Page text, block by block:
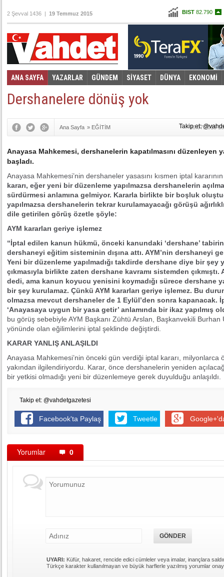
BIST 82.790
Altın97,867
Dolar 2,6530
Euro 2,8921
2 Şevval 1436 | 19 Temmuz 2015
ANA SAYFA YAZARLAR GÜNDEM SİYASET DÜNYA EKONOMİ
Foto Galeri Video Galeri
Dershanelere dönüş yok
Ana Sayfa » EĞİTİM 16.07.2015
Anayasa Mahkemesi, dershanelerin kapatılmasını düzenleyen
başladı.
Anayasa Mahkemesi’nin dershaneler yasasını kısmen iptal
kararı, eğer yeni bir düzenleme yapılmazsa dershanelerin
sürdürmesi anlamına gelmiyor. Kararla birlikte bir boşluk
yapılmazsa dershanelerin tekrar kurulamayacağı görüşü
dile getirilen görüş özetle şöyle:
AYM kararları geriye işlemez
“İptal edilen kanun hükmü, önceki kanundaki ‘dershane’
dershaneyi eğitim sisteminin dışına attı. AYM’nin dershaneyi
Yeni bir düzenleme yapılmadığı takdirde dershane diye bir
çıkmasıyla birlikte zaten dershane kavramı sistemden çıkmıştı.
dedi, ama kanun koyucu yenisini koymadığı sürece dershane
bir şey kurulamaz. Çünkü AYM kararları geriye işlemez. Bu
olmazsa mevcut dershaneler de 1 Eylül’den sonra kapanacak.
‘Anayasaya uygun bir yasa getir’ anlamında bir ikaz yapılmış
bu görüş sebebiyle AYM Başkanı Zühtü Arslan, Başkanvekili
yönünde olan eğilimlerini iptal şeklinde değiştirdi.
KARAR YANLIŞ ANLAŞILDI
Anayasa Mahkemesi’nin önceki gün verdiği iptal kararı,
yakından ilgilendiriyordu. Karar, önce dershanelerin yeniden
bir yetkisi olmadığı yeni bir düzenlemeye gerek duyulduğu anlaşıldı.
Takip et: @vahdetgazetesi
Facebook'ta Paylaş Tweetle
Yorumlar 0
UYARI: Küfür, hakaret, rencide edici cümleler veya imalar, inançlara
Türkçe karakter kullanılmayan ve büyük harflerle yazılmış yorumlar
Takip et: